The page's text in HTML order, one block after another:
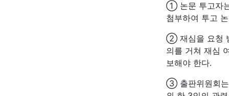
① 논문 투고자
첨부하여 투고
② 재심을 요청
의를 거쳐 재심
보해야 한다.
③ 출판위원회는